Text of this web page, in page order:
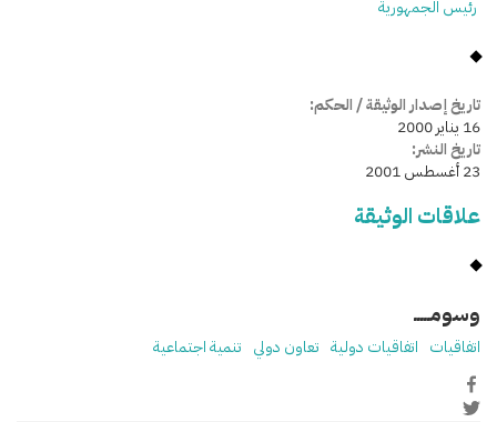
رئيس الجمهورية
تاريخ إصدار الوثيقة / الحكم:
16 يناير 2000
تاريخ النشر:
23 أغسطس 2001
علاقات الوثيقة
وسومـــــ
اتفاقيات اتفاقيات دولية تعاون دولي تنمية اجتماعية